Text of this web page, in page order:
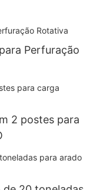
Perfuração
2 postes para